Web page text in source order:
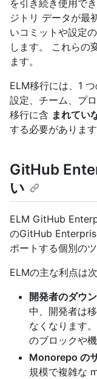
を引き続き使用で
ジトリ データが最
いコミットや設定
します。 これらの
ます。
ELM移行には、1
設定、チーム、プ
移行に含 まれてい
する必要があります
GitHub
い
ELM GitHub
のGitHub
ポートする個別のツ
ELMの主な利点は
開発者のダウ
中、開発者は
なくなります
のブロックや
Monorepo の
規模で複雑な